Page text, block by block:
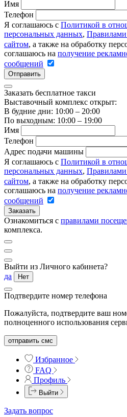
Имя
Телефон
Я соглашаюсь с Политикой в
персональных данных, Правилами
сайтом, а также на обработку
соглашаюсь на получение
сообщений
Отправить
Заказать бесплатное такси
Выставочный комплекс открыт:
В будние дни: 10:00 – 20:00
По выходным: 10:00 – 19:00
Имя
Телефон
Адрес подачи машины
Я соглашаюсь с Политикой в
персональных данных, Правилами
сайтом, а также на обработку
соглашаюсь на получение
сообщений
Заказать
Ознакомиться с правилами
комплекса.
Выйти из Личного кабинета?
да
Нет
Подтвердите номер телефона
Пожалуйста, подтвердите ваш
полноценного использования
отправить смс
Избранное
FAQ
Профиль
Выйти
Задать вопрос